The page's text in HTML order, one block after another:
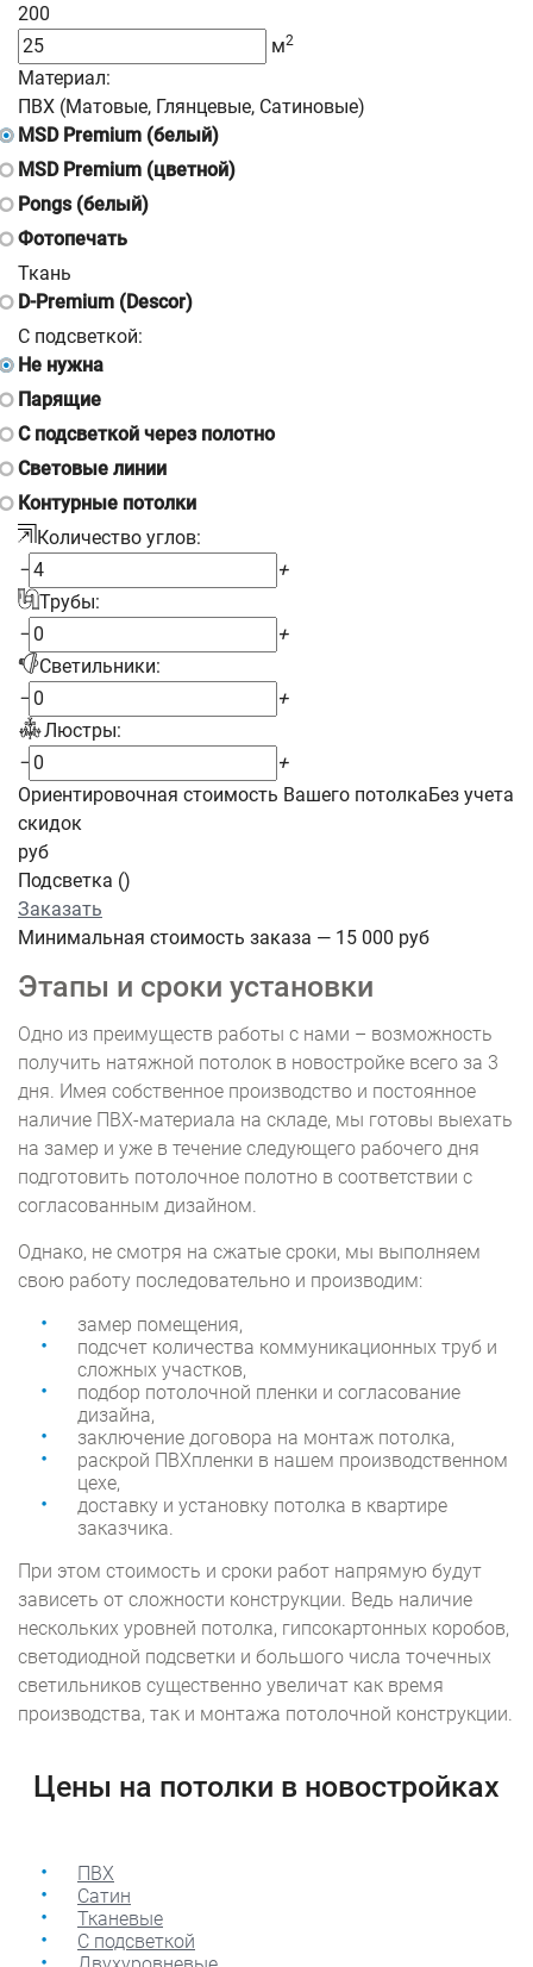
200
м2
Материал:
ПВХ (Матовые, Глянцевые, Сатиновые)
MSD Premium (белый)
MSD Premium (цветной)
Pongs (белый)
Фотопечать
Ткань
D-Premium (Descor)
С подсветкой:
Не нужна
Парящие
С подсветкой через полотно
Световые линии
Контурные потолки
Количество углов:
−
+
Трубы:
−
+
Светильники:
−
+
Люстры:
−
+
Ориентировочная стоимость Вашего потолкаБез учета
скидок
руб
Подсветка ()
Заказать
Минимальная стоимость заказа — 15 000 руб
Этапы и сроки установки
Одно из преимуществ работы с нами – возможность
получить натяжной потолок в новостройке всего за 3
дня. Имея собственное производство и постоянное
наличие ПВХ-материала на складе, мы готовы выехать
на замер и уже в течение следующего рабочего дня
подготовить потолочное полотно в соответствии с
согласованным дизайном.
Однако, не смотря на сжатые сроки, мы выполняем
свою работу последовательно и производим:
замер помещения,
подсчет количества коммуникационных труб и
сложных участков,
подбор потолочной пленки и согласование
дизайна,
заключение договора на монтаж потолка,
раскрой ПВХпленки в нашем производственном
цехе,
доставку и установку потолка в квартире
заказчика.
При этом стоимость и сроки работ напрямую будут
зависеть от сложности конструкции. Ведь наличие
нескольких уровней потолка, гипсокартонных коробов,
светодиодной подсветки и большого числа точечных
светильников существенно увеличат как время
производства, так и монтажа потолочной конструкции.
Цены на потолки в новостройках
ПВХ
Сатин
Тканевые
С подсветкой